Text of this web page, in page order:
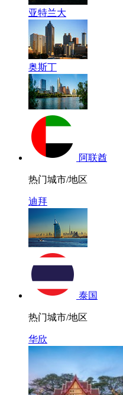
亚特兰大
奥斯丁
阿联酋
热门城市/地区
迪拜
泰国
热门城市/地区
华欣